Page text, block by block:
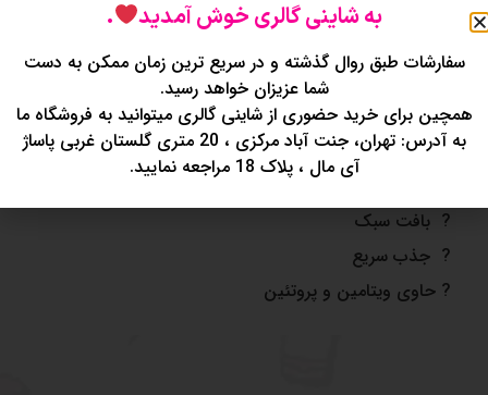
?کرم آبرسان دست و صورت بستنی
?پنج رایحه خوشبو
? مرطوب کننده
? ضد التهاب
ضد لک و شاداب کننده
? بافت سبک
? جذب سریع
? حاوی ویتامین و پروتئین
به شاینی گالری خوش آمدید .
سفارشات طبق روال گذشته و در سریع ترین زمان ممکن به دست
شما عزیزان خواهد رسید.
همچین برای خرید حضوری از شاینی گالری میتوانید به فروشگاه ما
به آدرس: تهران، جنت آباد مرکزی ، 20 متری گلستان غربی پاساژ
آی مال ، پلاک 18 مراجعه نمایید.